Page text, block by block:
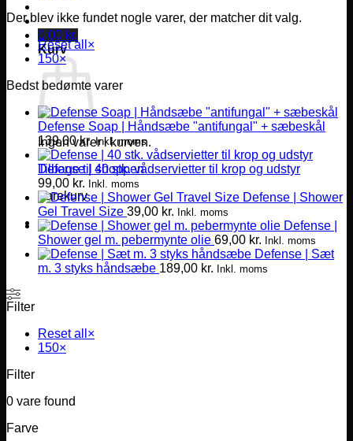
0,00 kr.
Kurv
Ingen varer i kurven.
Tilbage til shoppen
Varekurv
Der blev ikke fundet nogle varer, der matcher dit valg.
Reset all ×
150×
Bedst bedømte varer
Defense Soap | Håndsæbe "antifungal" + sæbeskål
139,00kr. Inkl. moms
Defense | 40 stk. vådservietter til krop og udstyr
99,00 kr. Inkl. moms
Defense | Shower
Gel Travel Size 39,00 kr. Inkl. moms
Defense |
Shower gel m. pebermynte olie 69,00 kr. Inkl. moms
Defense | Sæt
m. 3 styks håndsæbe 189,00 kr. Inkl. moms
Filter
Reset all ×
150×
Filter
0 vare found
Farve